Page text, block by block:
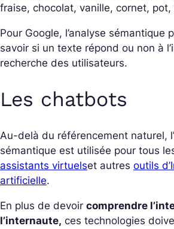
fraise, chocolat, vanille, cornet,
Pour Google, l’analyse sémantique
savoir si un texte répond ou non à
recherche des utilisateurs.
Les chatbots
Au-delà du référencement naturel,
sémantique est utilisée pour tous
assistants virtuelset autres outils
artificielle.
En plus de devoir comprendre
l’internaute, ces technologies